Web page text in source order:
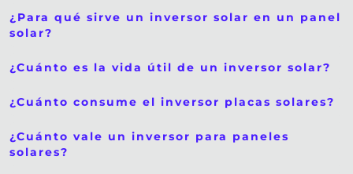
¿Para qué sirve un inversor solar en un panel
solar?
¿Cuánto es la vida útil de un inversor solar?
¿Cuánto consume el inversor placas solares?
¿Cuánto vale un inversor para paneles
solares?